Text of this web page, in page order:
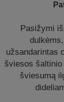
Pasižymi
užsandarintas
šviesos
šviesumą